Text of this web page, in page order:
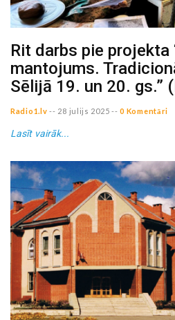
Rit darbs pie projekta
mantojums.
Sēlijā 19. un 20. gs.”
Radio1.lv -- 28 julijs 2025 -- 0 Komentāri
Lasīt vairāk...